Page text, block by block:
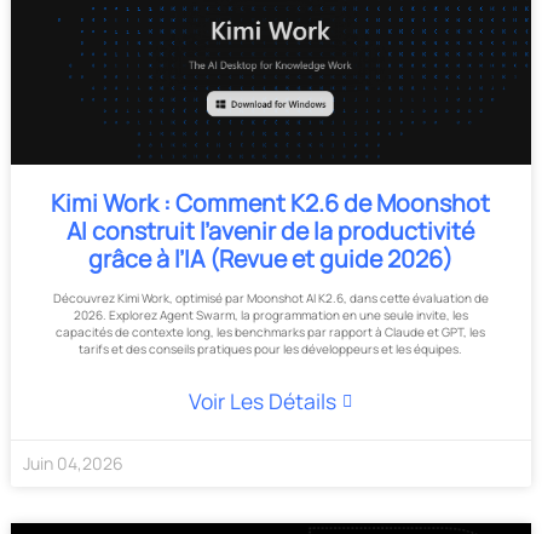
Kimi Work : Comment K2.6 de Moonshot
AI construit l’avenir de la productivité
grâce à l’IA (Revue et guide 2026)
Découvrez Kimi Work, optimisé par Moonshot AI K2.6, dans cette évaluation de
2026. Explorez Agent Swarm, la programmation en une seule invite, les
capacités de contexte long, les benchmarks par rapport à Claude et GPT, les
tarifs et des conseils pratiques pour les développeurs et les équipes.
Voir Les Détails
Juin 04,2026